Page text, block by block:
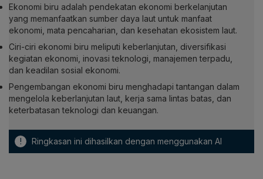
Ekonomi biru adalah pendekatan ekonomi berkelanjutan
yang memanfaatkan sumber daya laut untuk manfaat
ekonomi, mata pencaharian, dan kesehatan ekosistem laut.
Ciri-ciri ekonomi biru meliputi keberlanjutan, diversifikasi
kegiatan ekonomi, inovasi teknologi, manajemen terpadu,
dan keadilan sosial ekonomi.
Pengembangan ekonomi biru menghadapi tantangan dalam
mengelola keberlanjutan laut, kerja sama lintas batas, dan
keterbatasan teknologi dan keuangan.
! Ringkasan ini dihasilkan dengan menggunakan AI